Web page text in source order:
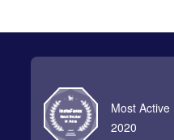
Most
2020